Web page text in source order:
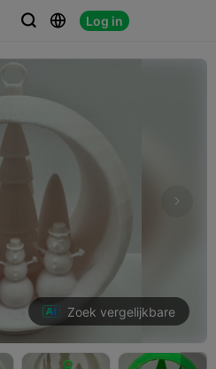
  Log in
 
Zoek vergelijkbare